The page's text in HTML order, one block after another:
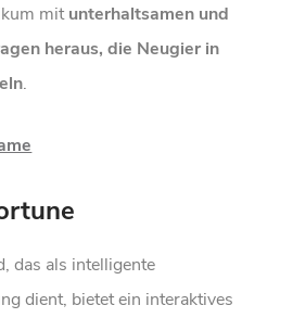
mitunterhaltsamen und
heraus, die Neugier in
.
das als intelligente
dient, bietet ein interaktives